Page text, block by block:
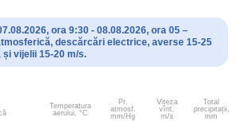
ora 9:30 - 08.08.2026, ora 05 –
descărcări electrice, averse 15-25
și vijelii 15-20 m/s.
Temperatura
aerului, °C
Pr.
atmosf.
mm/Hg
Viteza
vînt.
m/s
Total
precipitații,
mm